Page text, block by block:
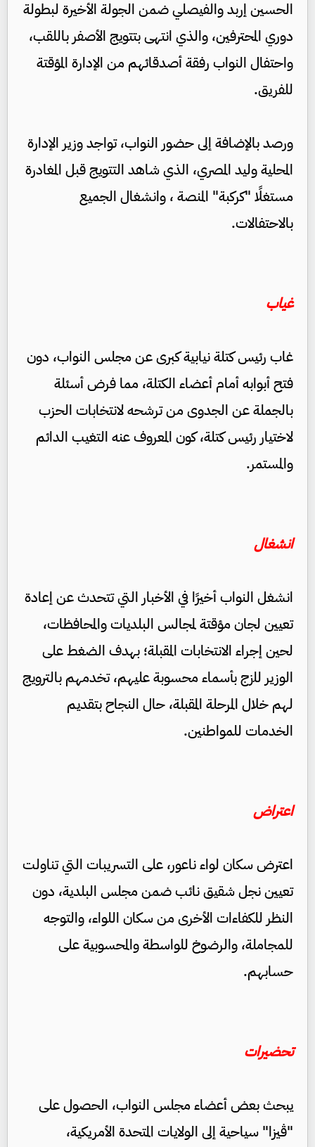
الحسين إربد والفيصلي ضمن الجولة الأخيرة لبطولة
دوري المحترفين، والذي انتهى بتتويج الأصفر باللقب،
واحتفال النواب رفقة أصدقائهم من الإدارة المؤقتة
للفريق.
ورصد بالإضافة إلى حضور النواب، تواجد وزير الإدارة
المحلية وليد المصري، الذي شاهد التتويج قبل المغادرة
مستغلًا "كركبة" المنصة ، وانشغال الجميع
بالاحتفالات.
غياب
غاب رئيس كتلة نيابية كبرى عن مجلس النواب، دون
فتح أبوابه أمام أعضاء الكتلة، مما فرض أسئلة
بالجملة عن الجدوى من ترشحه لانتخابات الحزب
لاختيار رئيس كتلة، كون المعروف عنه التغيب الدائم
والمستمر.
انشغال
انشغل النواب أخيرًا في الأخبار التي تتحدث عن إعادة
تعيين لجان مؤقتة لمجالس البلديات والمحافظات،
لحين إجراء الانتخابات المقبلة؛ بهدف الضغط على
الوزير للزج بأسماء محسوبة عليهم، تخدمهم بالترويج
لهم خلال المرحلة المقبلة، حال النجاح بتقديم
الخدمات للمواطنين.
اعتراض
اعترض سكان لواء ناعور، على التسريبات التي تناولت
تعيين نجل شقيق نائب ضمن مجلس البلدية، دون
النظر للكفاءات الأخرى من سكان اللواء، والتوجه
للمجاملة، والرضوخ للواسطة والمحسوبية على
حسابهم.
تحضيرات
يبحث بعض أعضاء مجلس النواب، الحصول على
"ڤيزا" سياحية إلى الولايات المتحدة الأمريكية،